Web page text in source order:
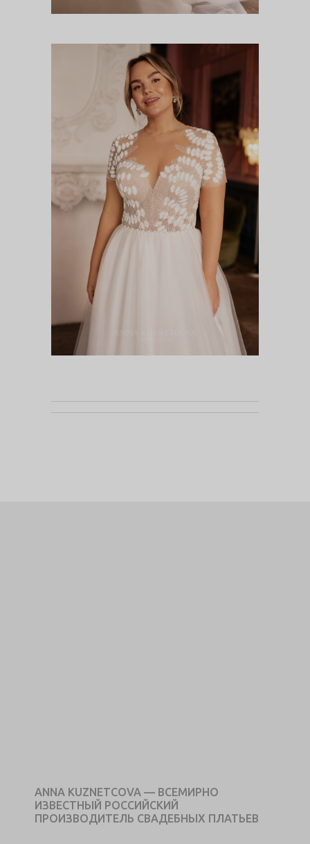
ANNA KUZNETCOVA — ВСЕМИРНО
ИЗВЕСТНЫЙ РОССИЙСКИЙ
ПРОИЗВОДИТЕЛЬ СВАДЕБНЫХ ПЛАТЬЕВ